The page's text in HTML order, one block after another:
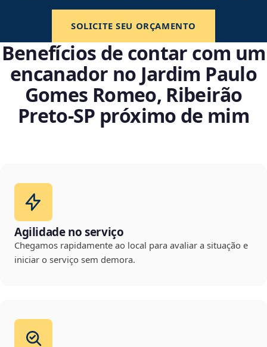
SOLICITE SEU ORÇAMENTO
Benefícios de contar com um
encanador no Jardim Paulo
Gomes Romeo, Ribeirão
Preto‑SP próximo de mim
Agilidade no serviço
Chegamos rapidamente ao local para avaliar a situação e
iniciar o serviço sem demora.